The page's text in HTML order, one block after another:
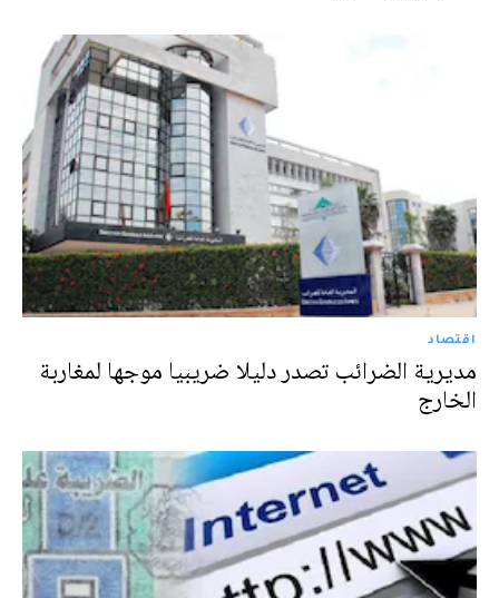
اقتصاد
مديرية الضرائب تصدر دليلا ضريبيا موجها لمغاربة
الخارج